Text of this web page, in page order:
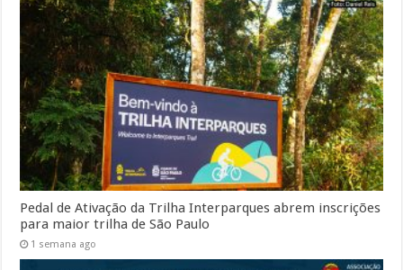
Pedal de Ativação da Trilha Interparques abrem inscrições
para maior trilha de São Paulo
1 semana ago